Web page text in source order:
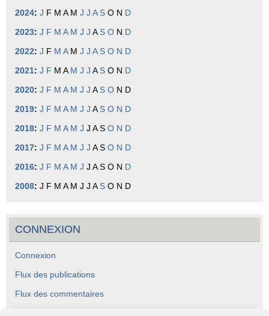
2024: J F M A M J J A S O N D
2023: J F M A M J J A S O N D
2022: J F M A M J J A S O N D
2021: J F M A M J J A S O N D
2020: J F M A M J J A S O N D
2019: J F M A M J J A S O N D
2018: J F M A M J J A S O N D
2017: J F M A M J J A S O N D
2016: J F M A M J J A S O N D
2008: J F M A M J J A S O N D
CONNEXION
Connexion
Flux des publications
Flux des commentaires